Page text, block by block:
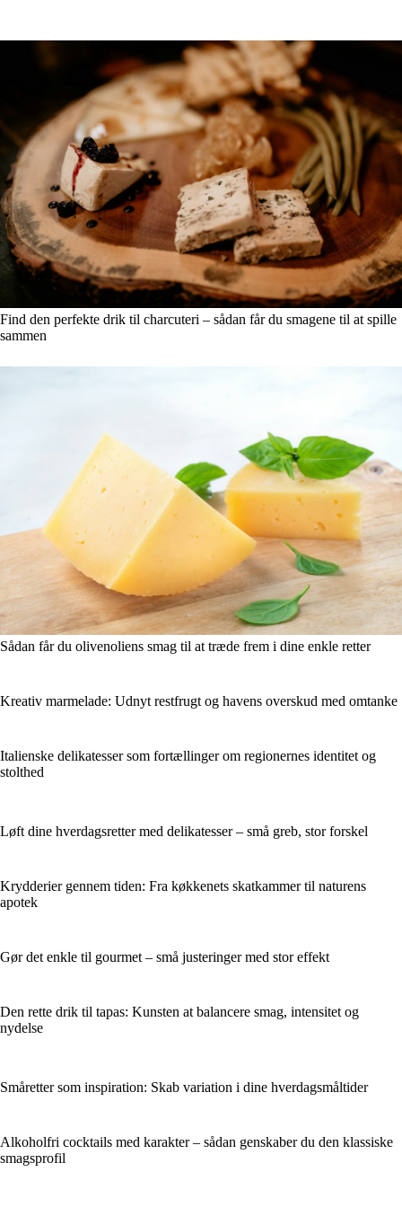
Find den perfekte drik til charcuteri – sådan får du smagene til at spille
sammen
Sådan får du olivenoliens smag til at træde frem i dine enkle retter
Kreativ marmelade: Udnyt restfrugt og havens overskud med omtanke
Italienske delikatesser som fortællinger om regionernes identitet og
stolthed
Løft dine hverdagsretter med delikatesser – små greb, stor forskel
Krydderier gennem tiden: Fra køkkenets skatkammer til naturens
apotek
Gør det enkle til gourmet – små justeringer med stor effekt
Den rette drik til tapas: Kunsten at balancere smag, intensitet og
nydelse
Småretter som inspiration: Skab variation i dine hverdagsmåltider
Alkoholfri cocktails med karakter – sådan genskaber du den klassiske
smagsprofil